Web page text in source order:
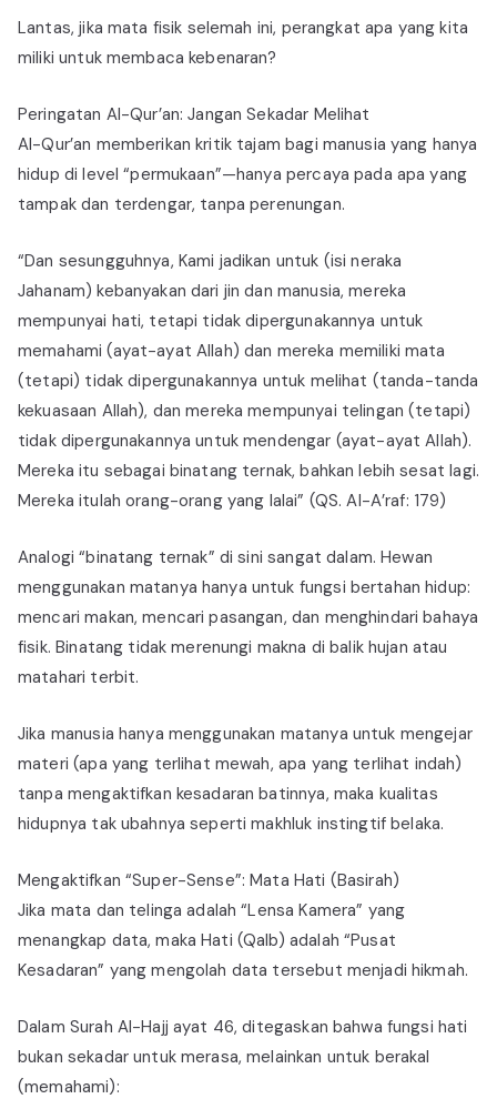
Lantas, jika mata fisik selemah ini, perangkat apa yang kita
miliki untuk membaca kebenaran?
Peringatan Al-Qur’an: Jangan Sekadar Melihat
Al-Qur’an memberikan kritik tajam bagi manusia yang hanya
hidup di level “permukaan”—hanya percaya pada apa yang
tampak dan terdengar, tanpa perenungan.
“Dan sesungguhnya, Kami jadikan untuk (isi neraka
Jahanam) kebanyakan dari jin dan manusia, mereka
mempunyai hati, tetapi tidak dipergunakannya untuk
memahami (ayat-ayat Allah) dan mereka memiliki mata
(tetapi) tidak dipergunakannya untuk melihat (tanda-tanda
kekuasaan Allah), dan mereka mempunyai telingan (tetapi)
tidak dipergunakannya untuk mendengar (ayat-ayat Allah).
Mereka itu sebagai binatang ternak, bahkan lebih sesat lagi.
Mereka itulah orang-orang yang lalai” (QS. Al-A’raf: 179)
Analogi “binatang ternak” di sini sangat dalam. Hewan
menggunakan matanya hanya untuk fungsi bertahan hidup:
mencari makan, mencari pasangan, dan menghindari bahaya
fisik. Binatang tidak merenungi makna di balik hujan atau
matahari terbit.
Jika manusia hanya menggunakan matanya untuk mengejar
materi (apa yang terlihat mewah, apa yang terlihat indah)
tanpa mengaktifkan kesadaran batinnya, maka kualitas
hidupnya tak ubahnya seperti makhluk instingtif belaka.
Mengaktifkan “Super-Sense”: Mata Hati (Basirah)
Jika mata dan telinga adalah “Lensa Kamera” yang
menangkap data, maka Hati (Qalb) adalah “Pusat
Kesadaran” yang mengolah data tersebut menjadi hikmah.
Dalam Surah Al-Hajj ayat 46, ditegaskan bahwa fungsi hati
bukan sekadar untuk merasa, melainkan untuk berakal
(memahami):